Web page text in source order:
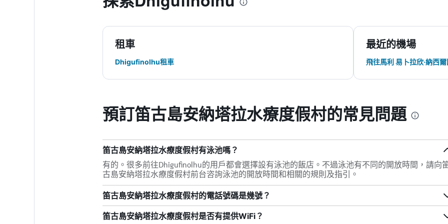
租車
Dhigufinolhu租車
最近的機場
飛往馬利 易卜拉欣·納西
預訂笛古島安納塔拉水療度假村的常見問題
笛古島安納塔拉水療度假村有泳池嗎？
有的。很多前往Dhigufinolhu的用戶都會選擇設有泳池的飯店。不過泳池有不同的開放時間，請向
古島安納塔拉水療度假村前台咨詢泳池的開放時間和相關的規則及指引。
笛古島安納塔拉水療度假村的電話號碼是幾號？
笛古島安納塔拉水療度假村是否有提供WiFi？